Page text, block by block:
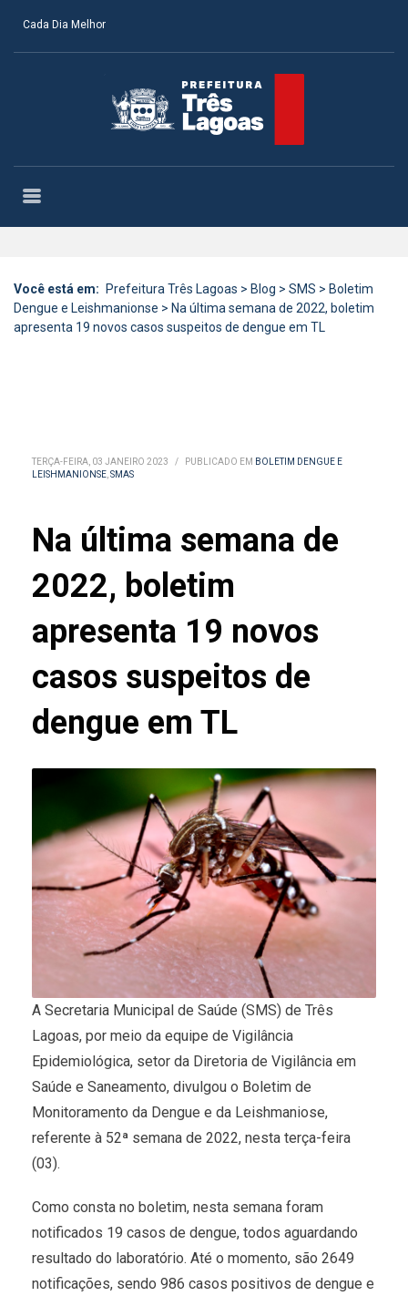
Cada Dia Melhor
Você está em: Prefeitura Três Lagoas > Blog > SMS > Boletim
Dengue e Leishmanionse > Na última semana de 2022, boletim
apresenta 19 novos casos suspeitos de dengue em TL
TERÇA-FEIRA, 03 JANEIRO 2023 / PUBLICADO EM BOLETIM DENGUE E
LEISHMANIONSE,SMAS
Na última semana de
2022, boletim
apresenta 19 novos
casos suspeitos de
dengue em TL
A Secretaria Municipal de Saúde (SMS) de Três
Lagoas, por meio da equipe de Vigilância
Epidemiológica, setor da Diretoria de Vigilância em
Saúde e Saneamento, divulgou o Boletim de
Monitoramento da Dengue e da Leishmaniose,
referente à 52ª semana de 2022, nesta terça-feira
(03).
Como consta no boletim, nesta semana foram
notificados 19 casos de dengue, todos aguardando
resultado do laboratório. Até o momento, são 2649
notificações, sendo 986 casos positivos de dengue e